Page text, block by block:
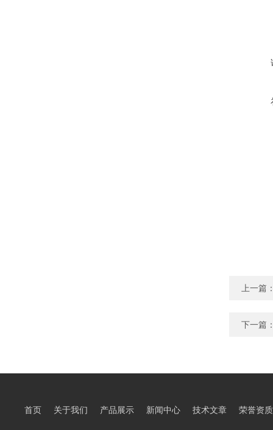
上一篇
下一篇
首页 关于我们 产品展示 新闻中心 技术文章 荣誉资质